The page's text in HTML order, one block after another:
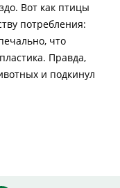
Вот как птицы
потребления:
что
Правда,
и подкинул